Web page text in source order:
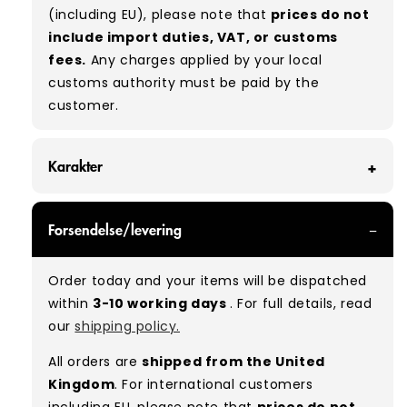
(including EU), please note that prices do not
include import duties, VAT, or customs
fees. Any charges applied by your local
customs authority must be paid by the
customer.
Karakter
you can expect a mix of items in great and
good condition. Some will be defect-free, while
others will show signs of wear. There is no set
ratio between Grade A and Grade B items
included in our bales due to the nature of
used/vintage clothing.
Typical mix:A 70% B 30%(approx.)
Forsendelse/levering
Order today and your items will be dispatched
within 3-10 working days. For full details, read
ourshipping policy.
All orders are shipped from the United
Kingdom. For international customers